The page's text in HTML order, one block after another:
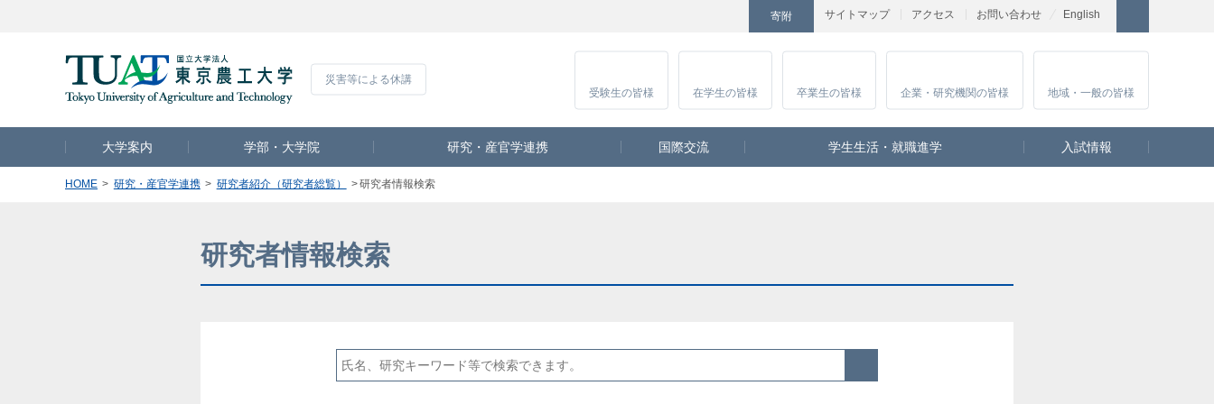
サイトマップ アクセス お問い合わせ
寄附 English
Instagram
災害等による休講
受験生の皆様 在学生の皆様 卒業生の皆様 企業・研究機関の皆様 地域・一般の皆様
大学案内 学部・大学院 研究・産官学連携 国際交流 学生生活・就職進学 入試情報
HOME 研究・産官学連携 研究者紹介（研究者総覧） 研究者情報検索
研究者情報検索